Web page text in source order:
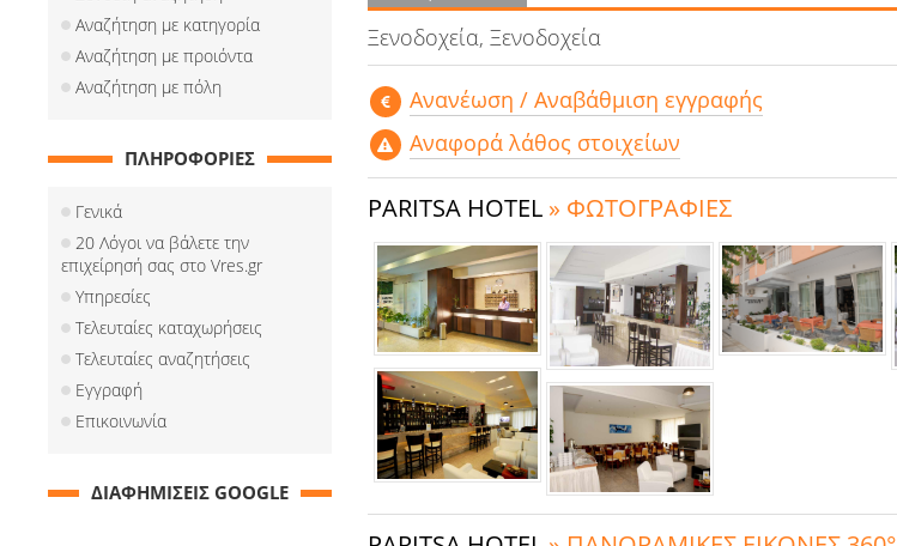
Ξενοδοχεία, Ξενοδοχεία
Aνανέωση / Αναβάθμιση εγγραφής
Αναφορά λάθος στοιχείων
PARITSA HOTEL » ΦΩΤΟΓΡΑΦΙΕΣ
Αναζήτηση με κατηγορία
Αναζήτηση με προιόντα
Αναζήτηση με πόλη
ΠΛΗΡΟΦΟΡΙΕΣ
Γενικά
20 Λόγοι να βάλετε την
επιχείρησή σας στο Vres.gr
Υπηρεσίες
Τελευταίες καταχωρήσεις
Τελευταίες αναζητήσεις
Εγγραφή
Επικοινωνία
ΔΙΑΦΗΜΙΣΕΙΣ GOOGLE